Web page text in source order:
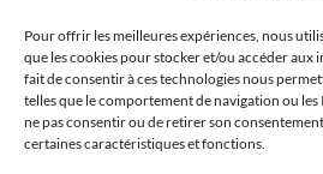
Pour offrir les meilleures expériences, nous
que les cookies pour stocker et/ou accéder aux
fait de consentir à ces technologies nous
telles que le comportement de navigation ou les
ne pas consentir ou de retirer son
certaines caractéristiques et fonctions.